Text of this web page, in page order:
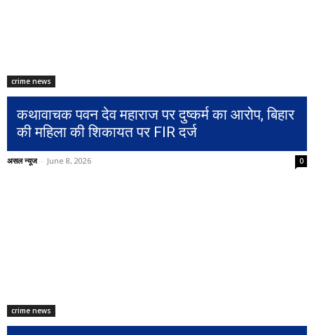
crime news
कथावाचक पवन देव महाराज पर दुष्कर्म का आरोप, बिहार
की महिला की शिकायत पर FIR दर्ज
असल न्यूज - June 8, 2026 0
crime news